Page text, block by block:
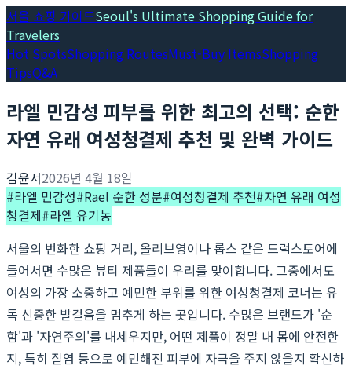
서울 쇼핑 가이드Seoul's Ultimate Shopping Guide for
Travelers
Hot SpotsShopping RoutesMust-Buy ItemsShopping
TipsQ&A
라엘 민감성 피부를 위한 최고의 선택: 순한
자연 유래 여성청결제 추천 및 완벽 가이드
김윤서2026년 4월 18일
#라엘 민감성#Rael 순한 성분#여성청결제 추천#자연 유래 여성
청결제#라엘 유기농
서울의 번화한 쇼핑 거리, 올리브영이나 롭스 같은 드럭스토어에
들어서면 수많은 뷰티 제품들이 우리를 맞이합니다. 그중에서도
여성의 가장 소중하고 예민한 부위를 위한 여성청결제 코너는 유
독 신중한 발걸음을 멈추게 하는 곳입니다. 수많은 브랜드가 '순
함'과 '자연주의'를 내세우지만, 어떤 제품이 정말 내 몸에 안전한
지, 특히 질염 등으로 예민해진 피부에 자극을 주지 않을지 확신하